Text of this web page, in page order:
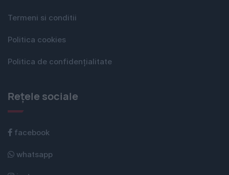
Termeni si conditii
Politica cookies
Politica de confidențialitate
Rețele sociale
facebook
whatsapp